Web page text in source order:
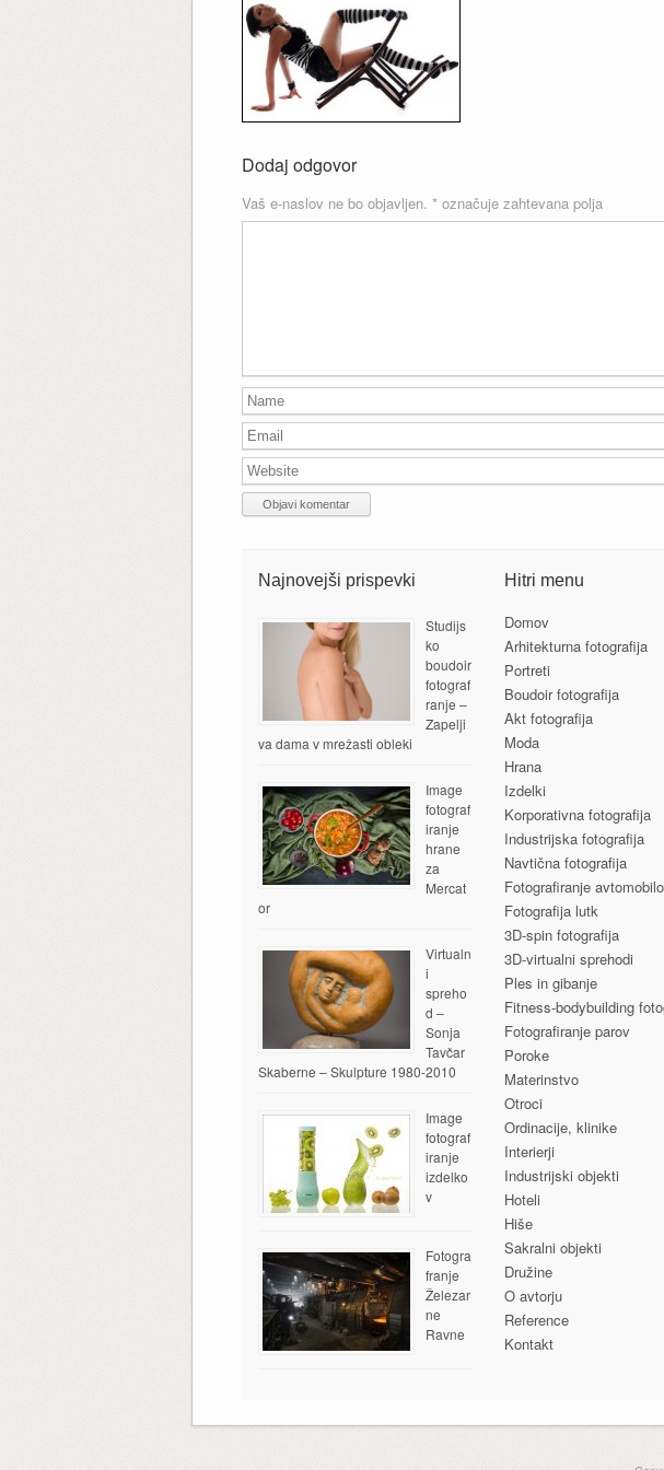
Dodaj odgovor
Vaš e-naslov ne bo objavljen. *označuje zahtevana polja
Najnovejši prispevki
Studijs
ko
boudoir
fotograf
ranje –
Zapelji
va dama v mrežasti obleki
Image
fotograf
iranje
hrane
za
Mercat
or
Virtualn
i
spreho
d –
Sonja
Tavčar
Skaberne – Skulpture 1980-2010
Image
fotograf
iranje
izdelko
v
Fotogra
franje
Železar
ne
Ravne
Hitri menu
Domov
Arhitekturna fotografija
Portreti
Boudoir fotografija
Akt fotografija
Moda
Hrana
Izdelki
Korporativna fotografija
Industrijska fotografija
Navtična fotografija
Fotografiranje
Fotografija lutk
3D-spin fotografija
3D-virtualni sprehodi
Ples in gibanje
Fitness-bodybuilding
Fotografiranje parov
Poroke
Materinstvo
Otroci
Ordinacije, klinike
Interierji
Industrijski objekti
Hoteli
Hiše
Sakralni objekti
Družine
O avtorju
Reference
Kontakt